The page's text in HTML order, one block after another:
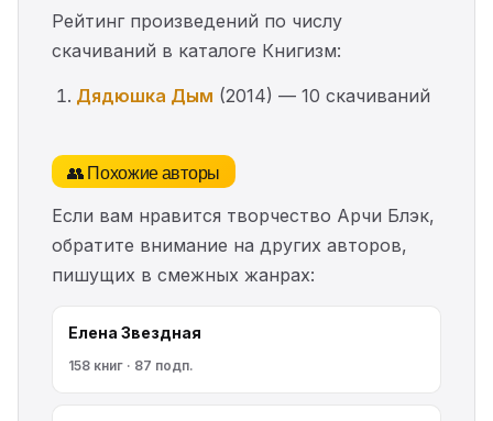
Рейтинг произведений по числу
скачиваний в каталоге Книгизм:
Дядюшка Дым (2014) — 10 скачиваний
👥 Похожие авторы
Если вам нравится творчество Арчи Блэк,
обратите внимание на других авторов,
пишущих в смежных жанрах:
Елена Звездная
158 книг · 87 подп.